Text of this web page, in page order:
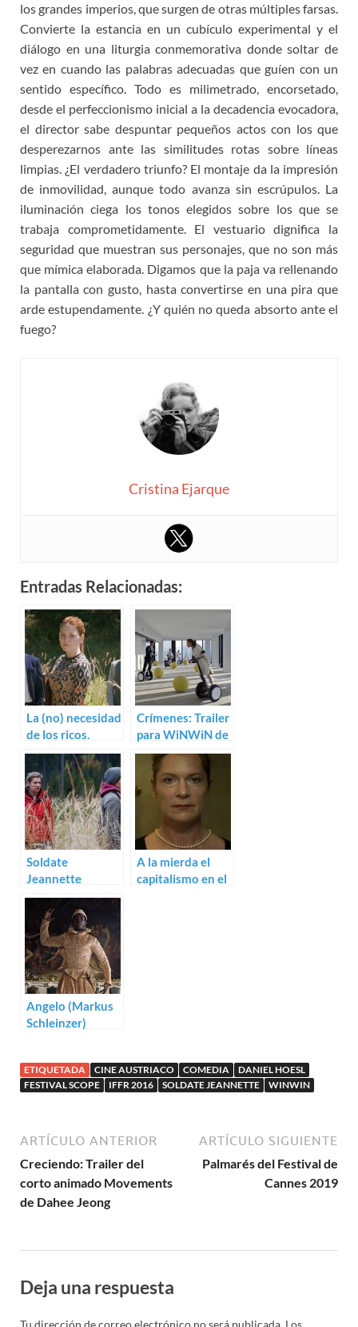
los grandes imperios, que surgen de otras múltiples farsas.
Convierte la estancia en un cubículo experimental y el
diálogo en una liturgia conmemorativa donde soltar de
vez en cuando las palabras adecuadas que guíen con un
sentido específico. Todo es milimetrado, encorsetado,
desde el perfeccionismo inicial a la decadencia evocadora,
el director sabe despuntar pequeños actos con los que
desperezarnos ante las similitudes rotas sobre líneas
limpias. ¿El verdadero triunfo? El montaje da la impresión
de inmovilidad, aunque todo avanza sin escrúpulos. La
iluminación ciega los tonos elegidos sobre los que se
trabaja comprometidamente. El vestuario dignifica la
seguridad que muestran sus personajes, que no son más
que mímica elaborada. Digamos que la paja va rellenando
la pantalla con gusto, hasta convertirse en una pira que
arde estupendamente. ¿Y quién no queda absorto ante el
fuego?
Cristina Ejarque
Entradas Relacionadas:
La (no) necesidad
de los ricos.
Trailer para Veni
Vidi Vici
Crímenes: Trailer
para WiNWiN de
Daniel Hoesl
Soldate
Jeannette
(Daniel Hoesl)
A la mierda el
capitalismo en el
Angelo (Markus
Schleinzer)
ETIQUETADA CINE AUSTRIACO COMEDIA
DANIEL HOESL
FESTIVAL SCOPE
IFFR 2016 SOLDATE JEANNETTE WINWIN
ARTÍCULO ANTERIOR
Creciendo: Trailer del
corto animado Movements
de Dahee Jeong
ARTÍCULO SIGUIENTE
Palmarés del Festival de
Cannes 2019
Deja una respuesta
Tu dirección de correo electrónico no será publicada. Los